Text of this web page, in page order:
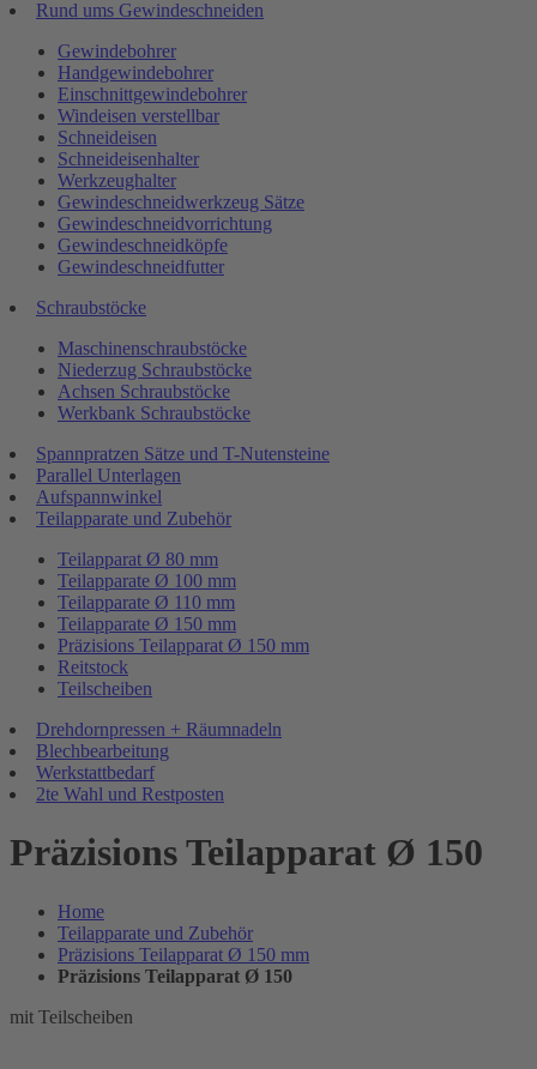
Rund ums Gewindeschneiden
Gewindebohrer
Handgewindebohrer
Einschnittgewindebohrer
Windeisen verstellbar
Schneideisen
Schneideisenhalter
Werkzeughalter
Gewindeschneidwerkzeug Sätze
Gewindeschneidvorrichtung
Gewindeschneidköpfe
Gewindeschneidfutter
Schraubstöcke
Maschinenschraubstöcke
Niederzug Schraubstöcke
Achsen Schraubstöcke
Werkbank Schraubstöcke
Spannpratzen Sätze und T-Nutensteine
Parallel Unterlagen
Aufspannwinkel
Teilapparate und Zubehör
Teilapparat Ø 80 mm
Teilapparate Ø 100 mm
Teilapparate Ø 110 mm
Teilapparate Ø 150 mm
Präzisions Teilapparat Ø 150 mm
Reitstock
Teilscheiben
Drehdornpressen + Räumnadeln
Blechbearbeitung
Werkstattbedarf
2te Wahl und Restposten
Präzisions Teilapparat Ø 150
Home
Teilapparate und Zubehör
Präzisions Teilapparat Ø 150 mm
Präzisions Teilapparat Ø 150
mit Teilscheiben